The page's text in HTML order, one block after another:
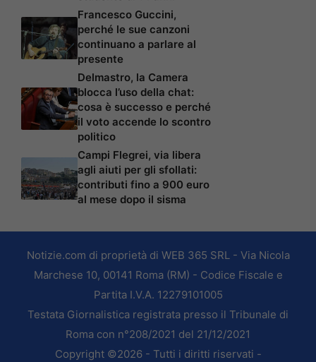
Francesco Guccini,
perché le sue canzoni
continuano a parlare al
presente
Delmastro, la Camera
blocca l’uso della chat:
cosa è successo e perché
il voto accende lo scontro
politico
Campi Flegrei, via libera
agli aiuti per gli sfollati:
contributi fino a 900 euro
al mese dopo il sisma
Notizie.com di proprietà di WEB 365 SRL - Via Nicola
Marchese 10, 00141 Roma (RM) - Codice Fiscale e
Partita I.V.A. 12279101005
Testata Giornalistica registrata presso il Tribunale di
Roma con n°208/2021 del 21/12/2021
Copyright ©2026 - Tutti i diritti riservati -